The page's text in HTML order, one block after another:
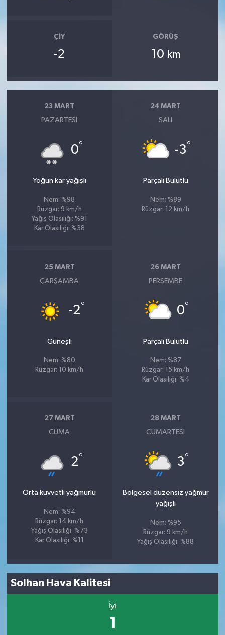
ÇIY
-2
GÖRÜŞ
10 km
23 MART
PAZARTESI
0°
Yoğun kar yağışlı
Nem: %98
Rüzgar: 9 km/h
Yağış Olasılığı: %91
Kar Olasılığı: %38
24 MART
SALI
-3°
Parçalı Bulutlu
Nem: %89
Rüzgar: 12 km/h
25 MART
ÇARŞAMBA
-2°
Güneşli
Nem: %80
Rüzgar: 10 km/h
26 MART
PERŞEMBE
0°
Parçalı Bulutlu
Nem: %87
Rüzgar: 15 km/h
Kar Olasılığı: %4
27 MART
CUMA
2°
Orta kuvvetli yağmurlu
Nem: %94
Rüzgar: 14 km/h
Yağış Olasılığı: %73
Kar Olasılığı: %11
28 MART
CUMARTESI
3°
Bölgesel düzensiz yağmur
yağışlı
Nem: %95
Rüzgar: 9 km/h
Yağış Olasılığı: %88
Solhan Hava Kalitesi
İyi
1